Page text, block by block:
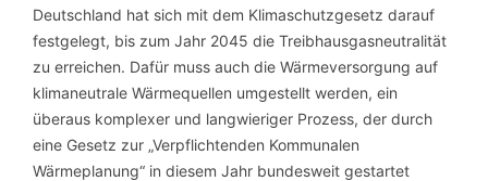
Deutschland hat sich mit dem Klimaschutzgesetz darauf
festgelegt, bis zum Jahr 2045 die Treibhausgasneutralität
zu erreichen. Dafür muss auch die Wärmeversorgung auf
klimaneutrale Wärmequellen umgestellt werden, ein
überaus komplexer und langwieriger Prozess, der durch
eine Gesetz zur „Verpflichtenden Kommunalen
Wärmeplanung“ in diesem Jahr bundesweit gestartet